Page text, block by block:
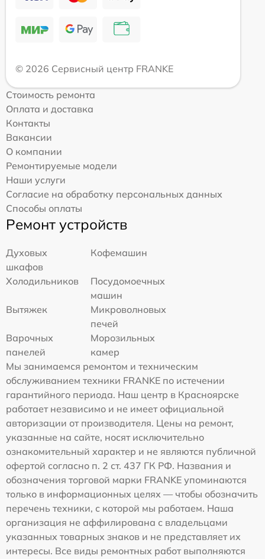
© 2026 Сервисный центр FRANKE
Стоимость ремонта
Оплата и доставка
Контакты
Вакансии
О компании
Ремонтируемые модели
Наши услуги
Согласие на обработку персональных данных
Способы оплаты
Ремонт устройств
Духовых
шкафов
Кофемашин
Холодильников
Посудомоечных
машин
Вытяжек
Микроволновых
печей
Варочных
панелей
Морозильных
камер
Мы занимаемся ремонтом и техническим
обслуживанием техники FRANKE по истечении
гарантийного периода. Наш центр в Красноярске
работает независимо и не имеет официальной
авторизации от производителя. Цены на ремонт,
указанные на сайте, носят исключительно
ознакомительный характер и не являются публичной
офертой согласно п. 2 ст. 437 ГК РФ. Названия и
обозначения торговой марки FRANKE упоминаются
только в информационных целях — чтобы обозначить
перечень техники, с которой мы работаем. Наша
организация не аффилирована с владельцами
указанных товарных знаков и не представляет их
интересы. Все виды ремонтных работ выполняются